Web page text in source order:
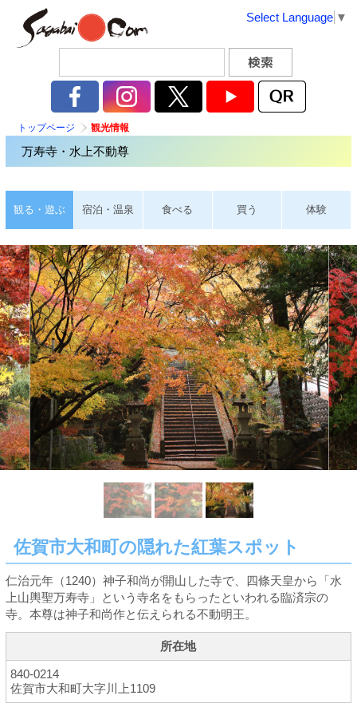
Select Language ▼
トップページ 観光情報
万寿寺・水上不動尊
観る・遊ぶ 宿泊・温泉 食べる 買う 体験
佐賀市大和町の隠れた紅葉スポット
仁治元年（1240）神子和尚が開山した寺で、四條天皇から「水
上山輿聖万寿寺」という寺名をもらったといわれる臨済宗の
寺。本尊は神子和尚作と伝えられる不動明王。
所在地
840-0214
佐賀市大和町大字川上1109